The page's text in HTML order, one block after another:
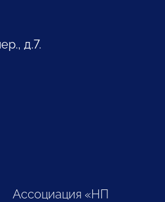
д.7.
Ассоциация «НП